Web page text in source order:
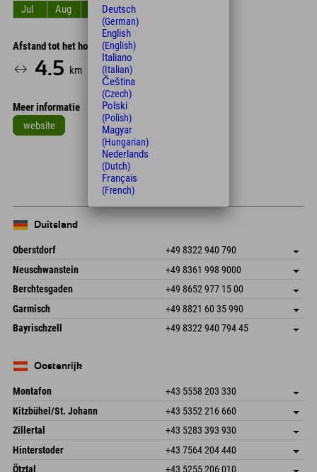
Jul
Aug Sep Okt
Afstand tot het hotel
4.5 km 7 Min.
Meer informatie
website
Leaflet
Duitsland
Oberstdorf +49 8322 940 790
An der Breitach 3
87538 Fischen I. Allgäu
Duitsland
Adres opslaan
Aankomstinformatie
Booking
Neuschwanstein +49 8361 998 9000
An der Riese 45
87484 Nesselwang im Allgäu
Duitsland
Adres opslaan
Booking
Berchtesgaden +49 8652 977 15 00
Hofreitstr. 7
83471 Schönau am Königssee
Duitsland
Adres opslaan
Aankomstinformatie
Booking
Garmisch +49 8821 60 35 990
Frickenstraße 22
82490 Farchant
Adres opslaan
Bayrischzell +49 8322 940 794 45
Duitsland
Oostenrijk
Montafon +43 5558 203 330
Dorfstr. 127b
6793 Gaschurn/Montafon
Oostenrijk
Adres opslaan
Aankomstinformatie
Booking
Kitzbühel/St. Johann +43 5352 216 660
Speckbacherstraße 87
Oostenrijk
Adres opslaan
Booking
Zillertal +43 5283 393 930
Schmiedau 2
6272 Kaltenbach im Zillertal
Oostenrijk
Adres opslaan
Aankomstinformatie
Booking
Hinterstoder +43 7564 204 440
Freizeitpark 10
Adres opslaan
Ötztal +43 5255 206 010
Deutsch
(German)
English
(English)
Italiano
(Italian)
Čeština
(Czech)
Polski
(Polish)
Magyar
(Hungarian)
Nederlands
(Dutch)
Français
(French)